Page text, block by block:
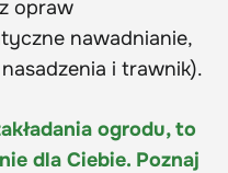
opraw
nawadnianie,
i trawnik).
ogrodu, to
dla Ciebie. Poznaj